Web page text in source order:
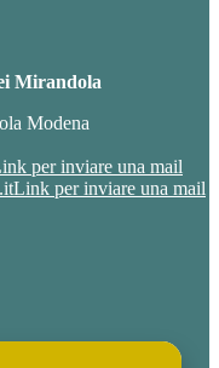
Mirandola
Modena
per inviare una mail
Link per inviare una mail